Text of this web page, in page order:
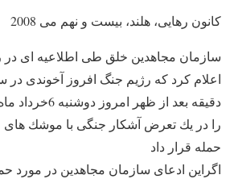
کانون رهایی، هلند، بیست و نهم می 2008
اعلام کرد که رژیم جنگ افروز آخوندی
را در یك تعرض آشكار جنگی با موشك
حمله قرار داد
اگراین ادعای سازمان مجاهدین در مورد